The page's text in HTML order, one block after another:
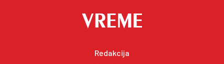
Redakcija